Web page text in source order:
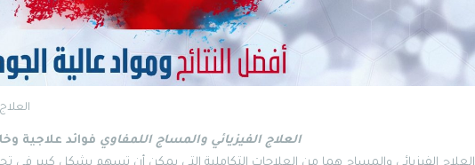
العلاج الفيزيائي والمساج اللمفاوي فوائد علاجية